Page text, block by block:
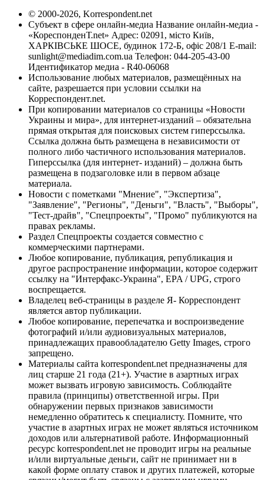
© 2000-2026, Korrespondent.net
Субъект в сфере онлайн-медиа Название онлайн-медиа -
«КореспонденТ.net» Адрес: 02091, місто Київ,
ХАРКІВСЬКЕ ШОСЕ, будинок 172-Б, офіс 208/1 E-mail:
sunlight@mediadim.com.ua Телефон: 044-205-43-00
Идентификатор медиа - R40-06068
Использование любых материалов, размещённых на
сайте, разрешается при условии ссылки на
Корреспондент.net.
При копировании материалов со страницы «Новости
Украины и мира», для интернет-изданий – обязательна
прямая открытая для поисковых систем гиперссылка.
Ссылка должна быть размещена в независимости от
полного либо частичного использования материалов.
Гиперссылка (для интернет- изданий) – должна быть
размещена в подзаголовке или в первом абзаце
материала.
Новости с пометками "Мнение", "Экспертиза",
"Заявление", "Регионы", "Деньги", "Власть", "Выборы",
"Тест-драйв", "Спецпроекты", "Промо" публикуются на
правах рекламы.
Раздел Спецпроекты создается совместно с
коммерческими партнерами.
Любое копирование, публикация, републикация и
другое распространение информации, которое содержит
ссылку на "Интерфакс-Украина", EPA / UPG, строго
воспрещается.
Владелец веб-страницы в разделе Я- Корреспондент
является автор публикации.
Любое копирование, перепечатка и воспроизведение
фотографий и/или аудиовизуальных материалов,
принадлежащих правообладателю Getty Images, строго
запрещено.
Материалы сайта korrespondent.net предназначены для
лиц старше 21 года (21+). Участие в азартных играх
может вызвать игровую зависимость. Соблюдайте
правила (принципы) ответственной игры. При
обнаружении первых признаков зависимости
немедленно обратитесь к специалисту. Помните, что
участие в азартных играх не может являться источником
доходов или альтернативой работе. Информационный
ресурс korrespondent.net не проводит игры на реальные
и/или виртуальные деньги, сайт не принимает ни в
какой форме оплату ставок и других платежей, которые